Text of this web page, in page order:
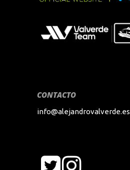
CONTACTO
info@alejandrovalverde.es